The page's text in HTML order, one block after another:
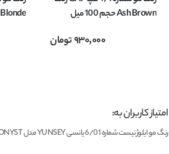
Ash Brown حجم 100 میل
930,000تومان
امتیاز کاربران به:
رنگ مو ایلوژنیست شماره 6/01 یانسی YUNSEY مدل ILUSIONYST بلوند طبیعی دودی تیره حجم 60 میل